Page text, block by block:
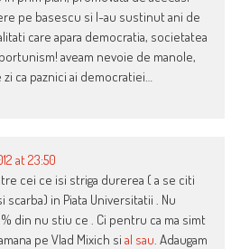
pe basescu si l-au sustinut ani de
care apara democratia, societatea
aveam nevoie de manole,
ca paznici ai democratiei…
at 23:50
cei ce isi striga durerea ( a se citi
scarba) in Piata Universitatii . Nu
din nu stiu ce . Ci pentru ca ma simt
pe Vlad Mixich si al sau . Adaugam